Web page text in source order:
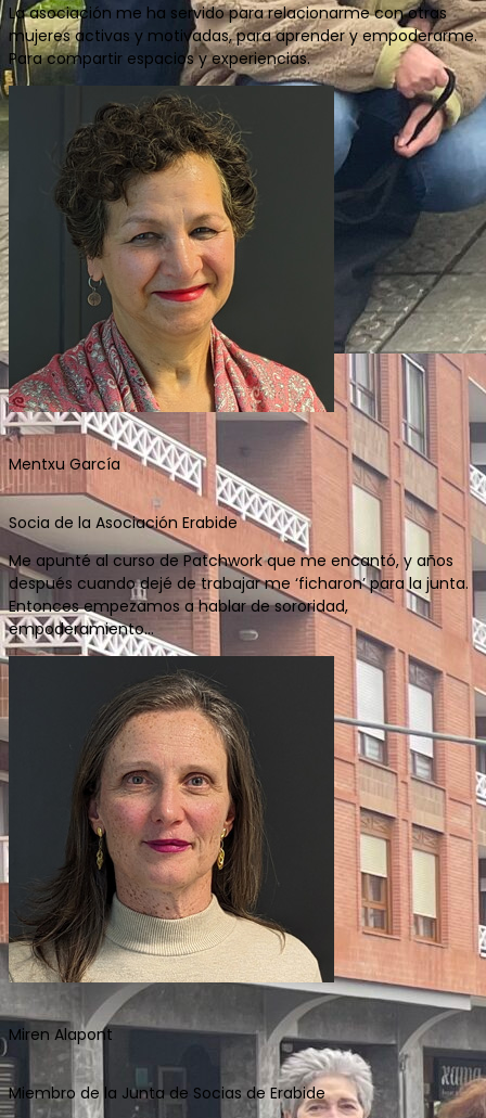
La asociación me ha servido para relacionarme con otras
mujeres activas y motivadas, para aprender y empoderarme.
Para compartir espacios y experiencias.
Mentxu García
Socia de la Asociación Erabide
Me apunté al curso de Patchwork que me encantó, y años
después cuando dejé de trabajar me ‘ficharon’ para la junta.
Entonces empezamos a hablar de sororidad,
empoderamiento…
Miren Alapont
Miembro de la Junta de Socias de Erabide